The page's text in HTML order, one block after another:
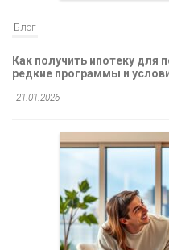
Блог
Как получить ипотеку для
редкие программы и
21.01.2026